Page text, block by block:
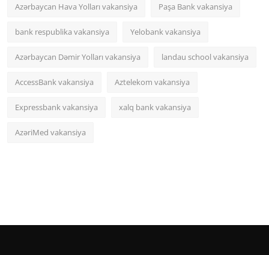
Azərbaycan Hava Yolları vakansiya Paşa Bank vakansiya
bank respublika vakansiya Yelobank vakansiya
Azərbaycan Dəmir Yolları vakansiya landau school vakansiya
AccessBank vakansiya Aztelekom vakansiya
Expressbank vakansiya xalq bank vakansiya
AzəriMed vakansiya